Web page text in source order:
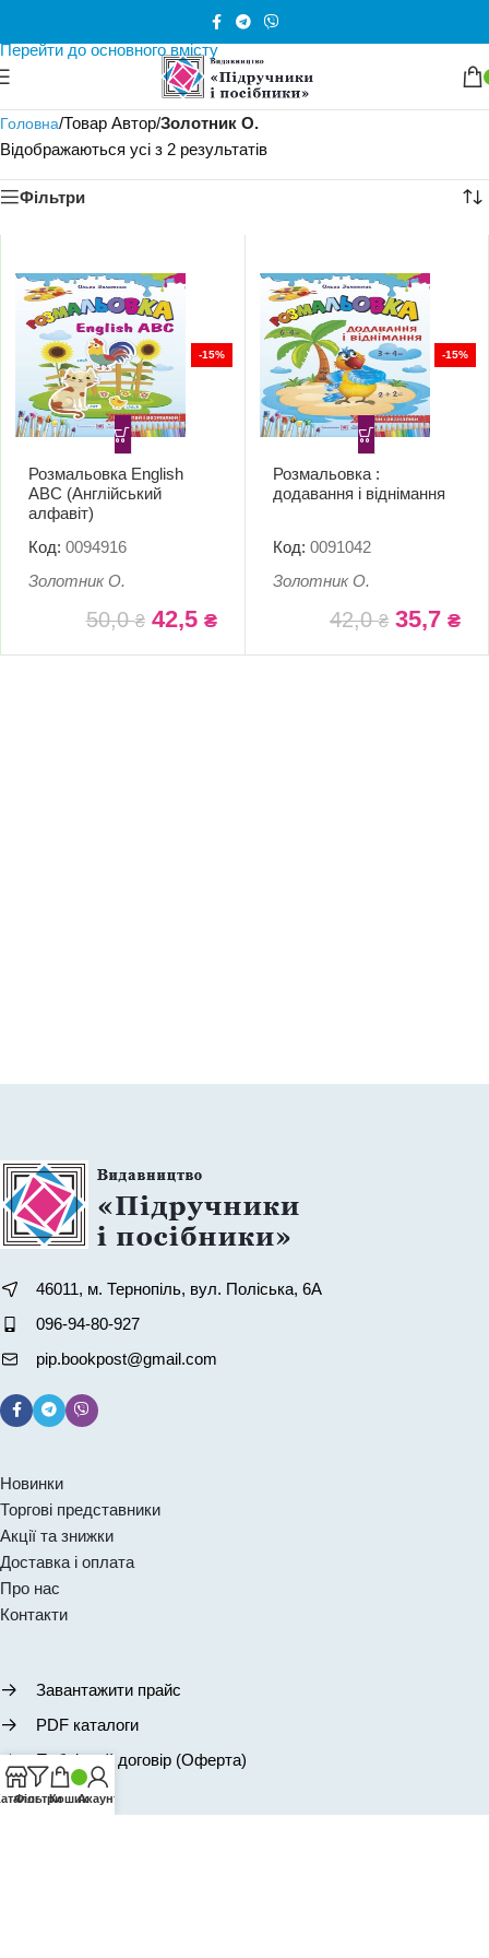
Перейти до основного вмісту
Головна/Товар Автор/Золотник О.
Відображаються усі з 2 результатів
Фільтри
-15%
Розмальовка English
ABC (Англійський
алфавіт)
Код: 0094916
Золотник О.
50,0₴ 42,5 ₴
-15%
Розмальовка :
додавання і віднімання
Код: 0091042
Золотник О.
42,0₴ 35,7 ₴
46011, м. Тернопіль, вул. Поліська, 6А
096-94-80-927
pip.bookpost@gmail.com
Новинки
Торгові представники
Акції та знижки
Доставка і оплата
Про нас
Контакти
Завантажити прайс
PDF каталоги
Публічний договір (Оферта)
ФільтриКошикАкаунт